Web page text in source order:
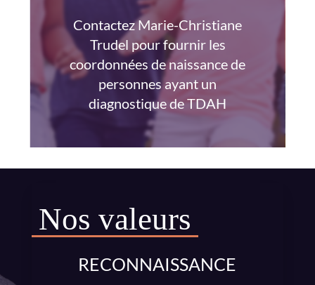
Contactez Marie-Christiane
Trudel pour fournir les
coordonnées de naissance de
personnes ayant un
diagnostique de TDAH
Nos valeurs
RECONNAISSANCE